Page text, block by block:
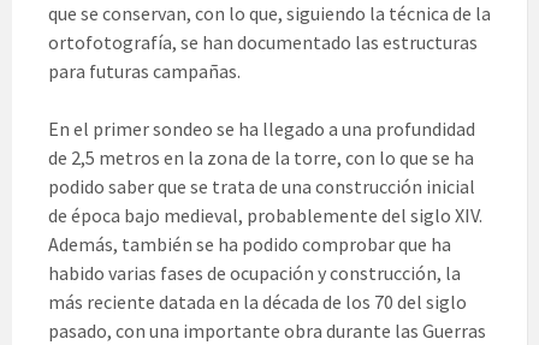
que se conservan, con lo que, siguiendo la técnica de la
ortofotografía, se han documentado las estructuras
para futuras campañas.
En el primer sondeo se ha llegado a una profundidad
de 2,5 metros en la zona de la torre, con lo que se ha
podido saber que se trata de una construcción inicial
de época bajo medieval, probablemente del siglo XIV.
Además, también se ha podido comprobar que ha
habido varias fases de ocupación y construcción, la
más reciente datada en la década de los 70 del siglo
pasado, con una importante obra durante las Guerras